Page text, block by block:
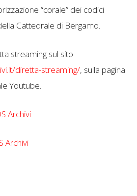
“corale” dei codici
Cattedrale di Bergamo.
streaming sul sito
diretta-streaming/, sulla pagina
Youtube.
Archivi
Archivi